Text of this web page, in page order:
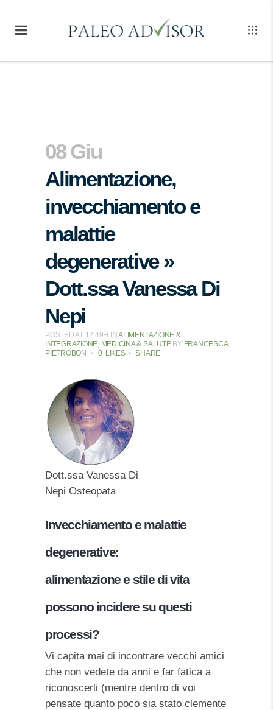
08 Giu
Alimentazione,
invecchiamento e
malattie
degenerative »
Dott.ssa Vanessa Di
Nepi
POSTED AT 12:49H INALIMENTAZIONE &
INTEGRAZIONE, MEDICINA & SALUTE BY FRANCESCA
PIETROBON
0 LIKES SHARE
Dott.ssa Vanessa Di
Nepi Osteopata
Invecchiamento e malattie
degenerative:
alimentazione e stile di vita
possono incidere su questi
processi?
Vi capita mai di incontrare vecchi amici
che non vedete da anni e far fatica a
riconoscerli (mentre dentro di voi
pensate quanto poco sia stato clemente